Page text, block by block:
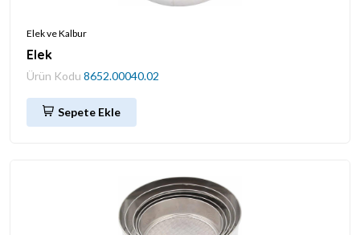
Elek ve Kalbur
Elek
Ürün Kodu 8652.00040.02
Sepete Ekle